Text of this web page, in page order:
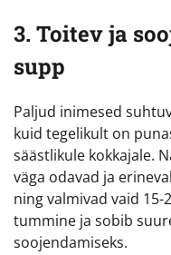
3. Toitev ja
supp
Paljud inimesed
kuid tegelikult on
säästlikule kokkajale.
väga odavad ja
ning valmivad vaid 15-
tummine ja sobib
soojendamiseks.